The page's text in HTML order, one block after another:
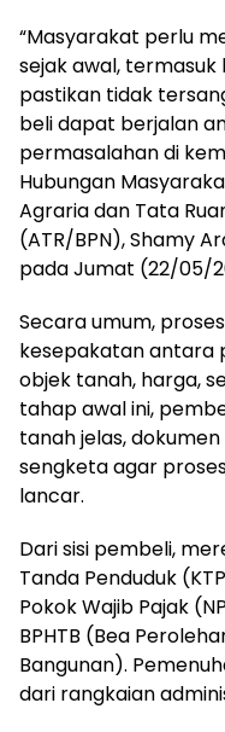
“Masyarakat perlu
sejak awal,
pastikan tidak
beli dapat berjalan
permasalahan di
Hubungan
Agraria dan Tata
(ATR/BPN), Shamy
pada Jumat (22/05/
Secara umum,
kesepakatan antara
objek tanah, harga,
tahap awal ini,
tanah jelas,
sengketa agar
lancar.
Dari sisi pembeli,
Tanda Penduduk
Pokok Wajib Pajak
BPHTB (Bea
Bangunan).
dari rangkaian